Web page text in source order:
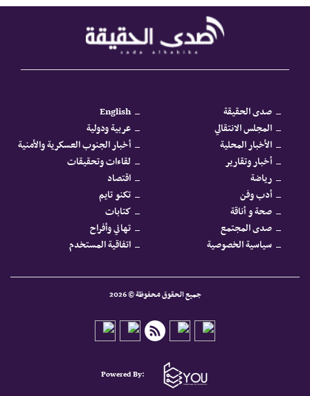
صدى الحقيقة
English
المجلس الانتقالي
عربية ودولية
الأخبار المحلية
أخبار الجنوب العسكرية والأمنية
أخبار وتقارير
لقاءات وتحقيقات
رياضة
اقتصاد
أدب وفن
تكنو تايم
صحة و أناقة
كتابات
صدى المجتمع
تهاني وأفراح
سياسية الخصوصية
اتفاقية المستخدم
جميع الحقوق محفوظة © 2026
Powered By: